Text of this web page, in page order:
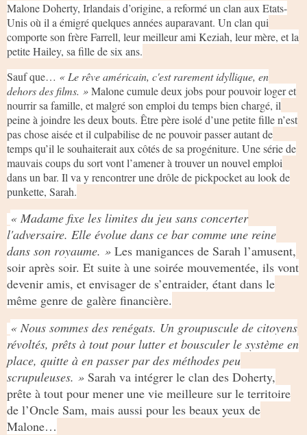
Malone Doherty, Irlandais d’origine, a reformé un clan aux Etats-
Unis où il a émigré quelques années auparavant. Un clan qui
comporte son frère Farrell, leur meilleur ami Keziah, leur mère, et la
petite Hailey, sa fille de six ans.
Sauf que… « Le rêve américain, c'est rarement idyllique, en
dehors des films. »Malone cumule deux jobs pour pouvoir loger et
nourrir sa famille, et malgré son emploi du temps bien chargé, il
peine à joindre les deux bouts. Être père isolé d’une petite fille n’est
pas chose aisée et il culpabilise de ne pouvoir passer autant de
temps qu’il le souhaiterait aux côtés de sa progéniture. Une série de
mauvais coups du sort vont l’amener à trouver un nouvel emploi
dans un bar. Il va y rencontrer une drôle de pickpocket au look de
punkette, Sarah.
« Madame fixe les limites du jeu sans concerter
l'adversaire. Elle évolue dans ce bar comme une reine
dans son royaume. » Les manigances de Sarah l’amusent,
soir après soir. Et suite à une soirée mouvementée, ils vont
devenir amis, et envisager de s’entraider, étant dans le
même genre de galère financière.
« Nous sommes des renégats. Un groupuscule de citoyens
révoltés, prêts à tout pour lutter et bousculer le système en
place, quitte à en passer par des méthodes peu
scrupuleuses. » Sarah va intégrer le clan des Doherty,
prête à tout pour mener une vie meilleure sur le territoire
de l’Oncle Sam, mais aussi pour les beaux yeux de
Malone…